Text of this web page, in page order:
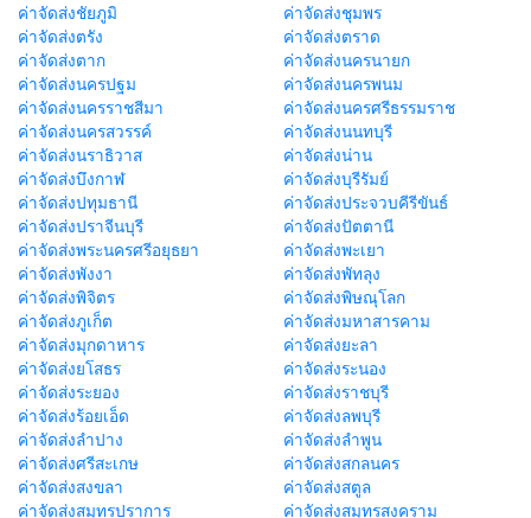
ค่าจัดส่งชัยภูมิ
ค่าจัดส่งชุมพร
ค่าจัดส่งตรัง
ค่าจัดส่งตราด
ค่าจัดส่งตาก
ค่าจัดส่งนครนายก
ค่าจัดส่งนครปฐม
ค่าจัดส่งนครพนม
ค่าจัดส่งนครราชสีมา
ค่าจัดส่งนครศรีธรรมราช
ค่าจัดส่งนครสวรรค์
ค่าจัดส่งนนทบุรี
ค่าจัดส่งนราธิวาส
ค่าจัดส่งน่าน
ค่าจัดส่งบึงกาฬ
ค่าจัดส่งบุรีรัมย์
ค่าจัดส่งปทุมธานี
ค่าจัดส่งประจวบคีรีขันธ์
ค่าจัดส่งปราจีนบุรี
ค่าจัดส่งปัตตานี
ค่าจัดส่งพระนครศรีอยุธยา
ค่าจัดส่งพะเยา
ค่าจัดส่งพังงา
ค่าจัดส่งพัทลุง
ค่าจัดส่งพิจิตร
ค่าจัดส่งพิษณุโลก
ค่าจัดส่งภูเก็ต
ค่าจัดส่งมหาสารคาม
ค่าจัดส่งมุกดาหาร
ค่าจัดส่งยะลา
ค่าจัดส่งยโสธร
ค่าจัดส่งระนอง
ค่าจัดส่งระยอง
ค่าจัดส่งราชบุรี
ค่าจัดส่งร้อยเอ็ด
ค่าจัดส่งลพบุรี
ค่าจัดส่งลำปาง
ค่าจัดส่งลำพูน
ค่าจัดส่งศรีสะเกษ
ค่าจัดส่งสกลนคร
ค่าจัดส่งสงขลา
ค่าจัดส่งสตูล
ค่าจัดส่งสมุทรปราการ
ค่าจัดส่งสมุทรสงคราม